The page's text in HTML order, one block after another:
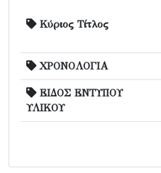
Κύριος Τίτλος
ΧΡΟΝΟΛΟΓΙΑ
ΕΙΔΟΣ ΕΝΤΥΠΟΥ
ΥΛΙΚΟΥ